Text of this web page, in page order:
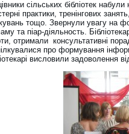
сільських бібліотек
практики, тренінгових
тощо. Звернули увагу на
та піар-діяльность.
отримали консультативні
про формування
висловили задоволення